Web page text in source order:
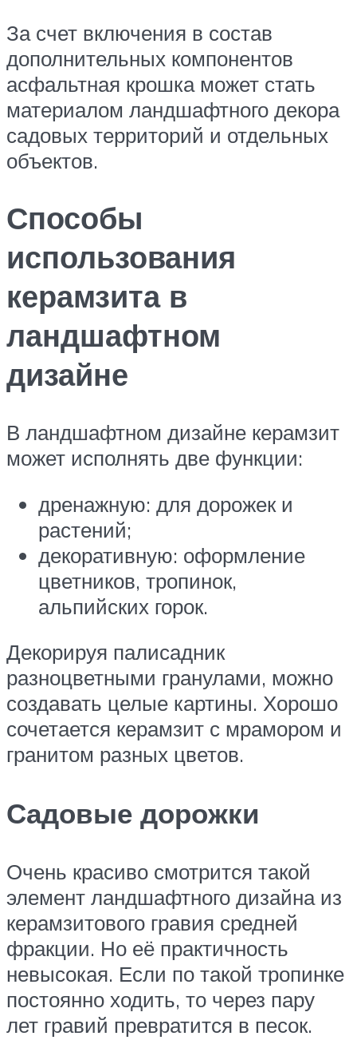
За счет включения в состав
дополнительных компонентов
асфальтная крошка может стать
материалом ландшафтного декора
садовых территорий и отдельных
объектов.
Способы
использования
керамзита в
ландшафтном
дизайне
В ландшафтном дизайне керамзит
может исполнять две функции:
дренажную: для дорожек и
растений;
декоративную: оформление
цветников, тропинок,
альпийских горок.
Декорируя палисадник
разноцветными гранулами, можно
создавать целые картины. Хорошо
сочетается керамзит с мрамором и
гранитом разных цветов.
Садовые дорожки
Очень красиво смотрится такой
элемент ландшафтного дизайна из
керамзитового гравия средней
фракции. Но её практичность
невысокая. Если по такой тропинке
постоянно ходить, то через пару
лет гравий превратится в песок.